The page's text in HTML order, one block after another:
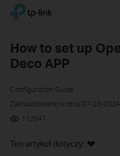
Click
navigation
TP-Link, Reliably Smart
How to set up
Deco APP
Configuration Guide
Zaktualizowano w dniu 07-23-
112647
Ten artykuł dotyczy: